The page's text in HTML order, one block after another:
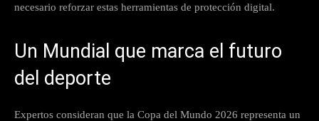
necesario reforzar estas herramientas de protección digital.
Un Mundial que marca el futuro
del deporte
Expertos consideran que la Copa del Mundo 2026 representa un